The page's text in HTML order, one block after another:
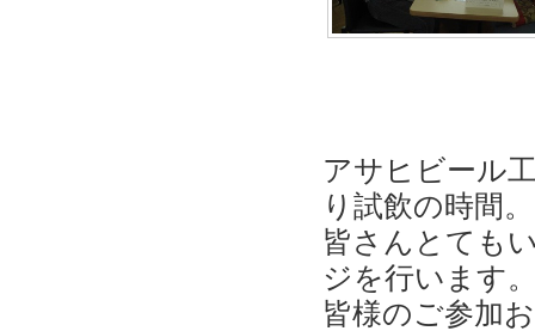
アサヒビール
り試飲の時間。
皆さんとても
ジを行います
皆様のご参加